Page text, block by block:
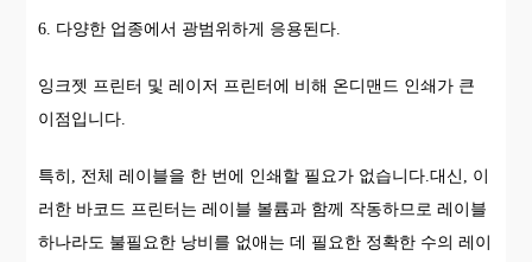
6. 다양한 업종에서 광범위하게 응용된다.
잉크젯 프린터 및 레이저 프린터에 비해 온디맨드 인쇄가 큰
이점입니다.
특히, 전체 레이블을 한 번에 인쇄할 필요가 없습니다.대신, 이
러한 바코드 프린터는 레이블 볼륨과 함께 작동하므로 레이블
하나라도 불필요한 낭비를 없애는 데 필요한 정확한 수의 레이